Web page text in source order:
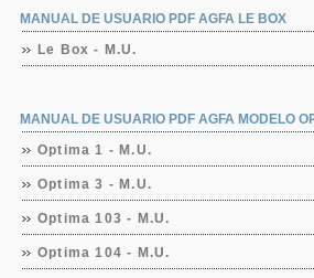
MANUAL DE USUARIO PDF AGFA LE BOX
Le Box - M.U.
MANUAL DE USUARIO PDF AGFA MODELO
Optima 1 - M.U.
Optima 3 - M.U.
Optima 103 - M.U.
Optima 104 - M.U.